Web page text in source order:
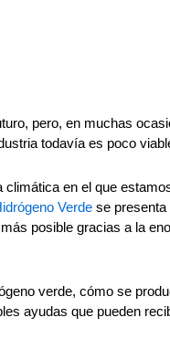
pero, en muchas
todavía es poco
en el que
Verdese presenta
posible gracias a la
verde, cómo se
ayudas que pueden